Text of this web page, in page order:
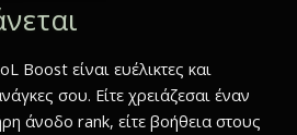
Boost είναι ευέλικτες και
σου. Είτε χρειάζεσαι έναν
άνοδο rank, είτε βοήθεια στους